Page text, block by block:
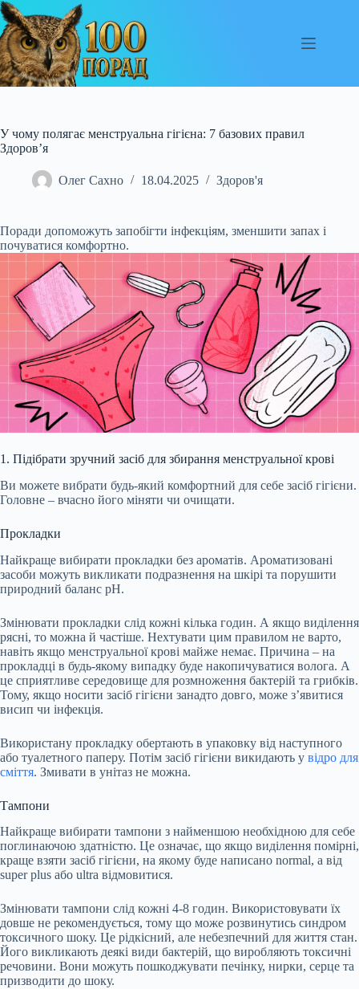
Перейти
до
вмісту
У чому полягає менструальна гігієна: 7 базових правил
Здоров’я
Олег Сахно 18.04.2025 Здоров'я
Поради допоможуть запобігти інфекціям, зменшити запах і
почуватися комфортно.
1. Підібрати зручний засіб для збирання менструальної крові
Ви можете вибрати будь-який комфортний для себе засіб гігієни.
Головне – вчасно його міняти чи очищати.
Прокладки
Найкраще вибирати прокладки без ароматів. Ароматизовані
засоби можуть викликати подразнення на шкірі та порушити
природний баланс pH.
Змінювати прокладки слід кожні кілька годин. А якщо виділення
рясні, то можна й частіше. Нехтувати цим правилом не варто,
навіть якщо менструальної крові майже немає. Причина – на
прокладці в будь-якому випадку буде накопичуватися волога. А
це сприятливе середовище для розмноження бактерій та грибків.
Тому, якщо носити засіб гігієни занадто довго, може з’явитися
висип чи інфекція.
Використану прокладку обертають в упаковку від наступного
або туалетного паперу. Потім засіб гігієни викидають у відро для
сміття. Змивати в унітаз не можна.
Тампони
Найкраще вибирати тампони з найменшою необхідною для себе
поглинаючою здатністю. Це означає, що якщо виділення помірні,
краще взяти засіб гігієни, на якому буде написано normal, а від
super plus або ultra відмовитися.
Змінювати тампони слід кожні 4-8 годин. Використовувати їх
довше не рекомендується, тому що може розвинутись синдром
токсичного шоку. Це рідкісний, але небезпечний для життя стан.
Його викликають деякі види бактерій, що виробляють токсичні
речовини. Вони можуть пошкоджувати печінку, нирки, серце та
призводити до шоку.